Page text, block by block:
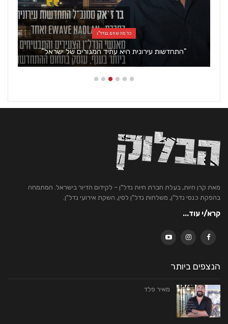
אדריכלות ועיצוב
"V5 אדריכלים" חנכו משרד חדש במגדלי בסר סיטי
בפתח…
מאת קרן חיות, בעלת חברת חיות נדל"ן – לקידום הדיור בישראל. המתמחה
בהפקת כנסי נדל"ן, משלחות נדל"ן לסין, השקת אירועי נדל"ן.
קרא/י עוד...
הנצפים ביותר
מאיר פלד